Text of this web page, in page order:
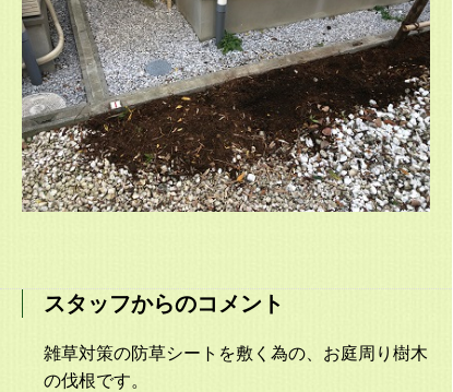
スタッフからのコメント
雑草対策の防草シートを敷く為の、お庭周り樹木
の伐根です。